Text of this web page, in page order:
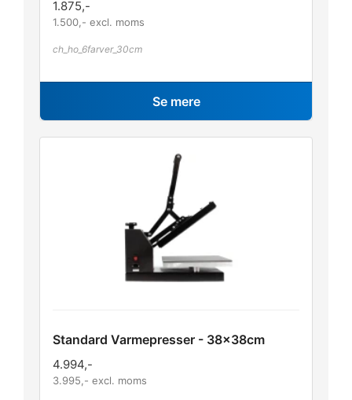
1.875,-
1.500 ,- excl. moms
ch_ho_6farver_30cm
Se mere
Standard Varmepresser - 38x38cm
4.994,-
3.995 ,- excl. moms